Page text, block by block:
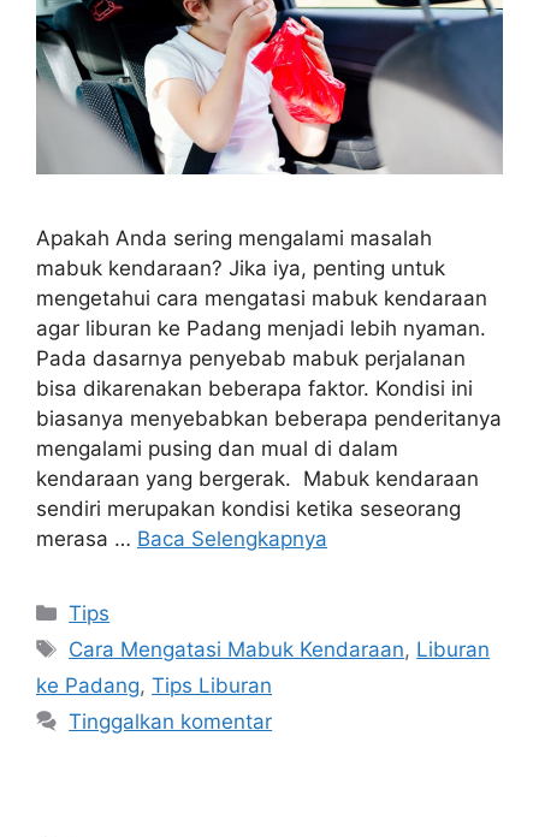
Apakah Anda sering mengalami masalah
mabuk kendaraan? Jika iya, penting untuk
mengetahui cara mengatasi mabuk kendaraan
agar liburan ke Padang menjadi lebih nyaman.
Pada dasarnya penyebab mabuk perjalanan
bisa dikarenakan beberapa faktor. Kondisi ini
biasanya menyebabkan beberapa penderitanya
mengalami pusing dan mual di dalam
kendaraan yang bergerak. Mabuk kendaraan
sendiri merupakan kondisi ketika seseorang
merasa … Baca Selengkapnya
Tips
Cara Mengatasi Mabuk Kendaraan, Liburan
ke Padang, Tips Liburan
Tinggalkan komentar